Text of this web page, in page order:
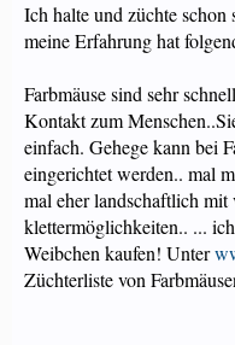
Ich halte und züchte schon
meine Erfahrung hat
Farbmäuse sind sehr
Kontakt zum
einfach. Gehege kann bei
eingerichtet werden.. mal
mal eher landschaftlich
klettermöglichkeiten.. ...
Weibchen kaufen! Unter
Züchterliste von